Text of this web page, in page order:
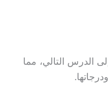
الدرس التالي، مما